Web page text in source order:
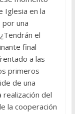
Iglesia en la
una
el
final
a las
primeros
de una
realización del
la cooperación